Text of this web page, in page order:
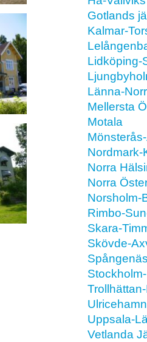
Gotlands
Kalmar-
Lidköping-
Länna-
Mellersta
Motala
Nordmark-
Norra
Norra
Norsholm-
Rimbo-
Skara-
Skövde-
Uppsala-
Vetlanda